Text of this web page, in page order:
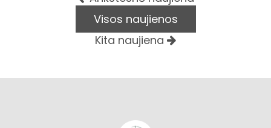
Visos naujienos
Kita naujiena